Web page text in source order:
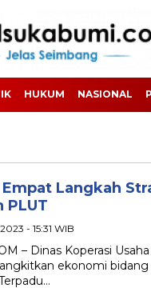
HUKUM NASIONAL
Empat Langkah
PLUT
- 15:31 WIB
– Dinas Koperasi
ekonomi